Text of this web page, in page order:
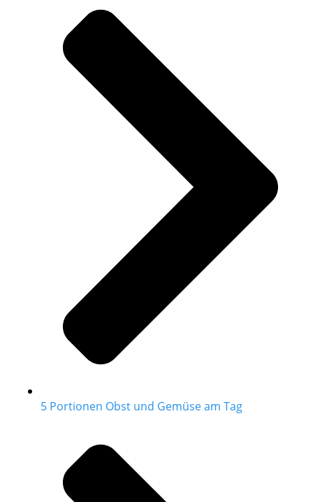
5 Portionen Obst und Gemüse am Tag